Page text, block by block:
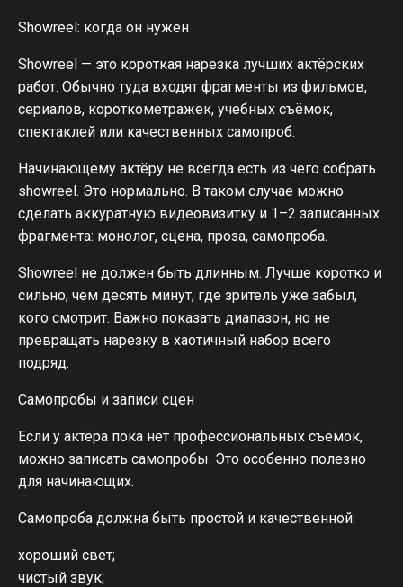
Showreel: когда он нужен
Showreel — это короткая нарезка лучших актёрских
работ. Обычно туда входят фрагменты из фильмов,
сериалов, короткометражек, учебных съёмок,
спектаклей или качественных самопроб.
Начинающему актёру не всегда есть из чего собрать
showreel. Это нормально. В таком случае можно
сделать аккуратную видеовизитку и 1–2 записанных
фрагмента: монолог, сцена, проза, самопроба.
Showreel не должен быть длинным. Лучше коротко и
сильно, чем десять минут, где зритель уже забыл,
кого смотрит. Важно показать диапазон, но не
превращать нарезку в хаотичный набор всего
подряд.
Самопробы и записи сцен
Если у актёра пока нет профессиональных съёмок,
можно записать самопробы. Это особенно полезно
для начинающих.
Самопроба должна быть простой и качественной:
хороший свет;
чистый звук;